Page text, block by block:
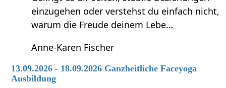
einzugehen oder verstehst du einfach nicht,
warum die Freude deinem Lebe…
Anne-Karen Fischer
13.09.2026 - 18.09.2026 Ganzheitliche Faceyoga
Ausbildung